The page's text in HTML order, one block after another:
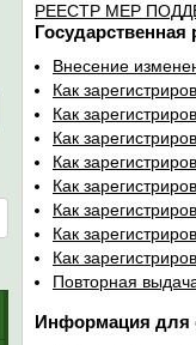
РЕЕСТР МЕР
Государственная
Внесение
Как
Как
Как
Как
Как
Как
Как
Как
Повторная
Информация для